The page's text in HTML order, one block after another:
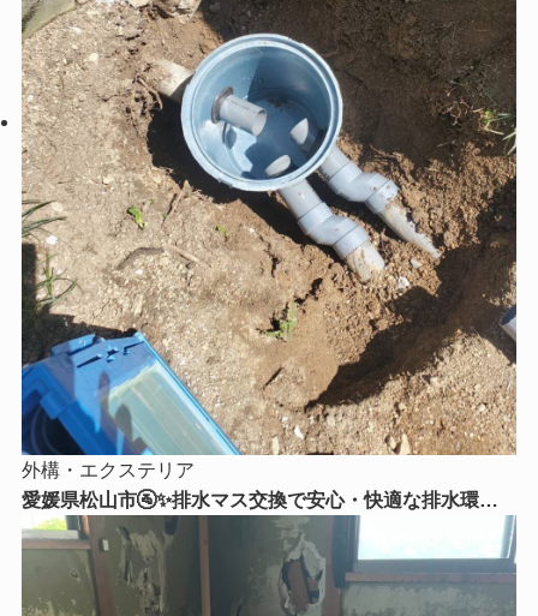
外構・エクステリア
愛媛県松山市🚰✨排水マス交換で安心・快適な排水環境
へ！古くなった排水マスを新しく交換しました✨🔧